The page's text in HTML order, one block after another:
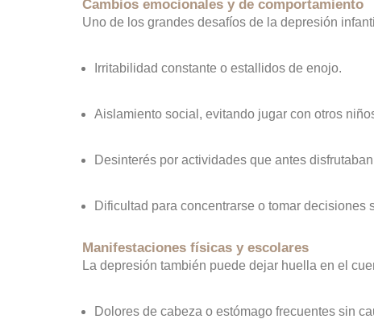
Cambios emocionales y de comportamiento
Uno de los grandes desafíos de la depresión
Irritabilidad constante o estallidos de enojo.
Aislamiento social, evitando jugar con otros
Desinterés por actividades que antes
Dificultad para concentrarse o tomar decisiones
Manifestaciones físicas y escolares
La depresión también puede dejar huella en el
Dolores de cabeza o estómago frecuentes sin